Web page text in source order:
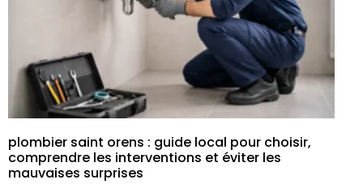
plombier saint orens : guide local pour choisir,
comprendre les interventions et éviter les
mauvaises surprises